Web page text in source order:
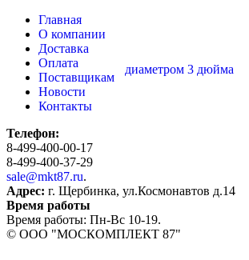
Главная
О компании
Доставка
Оплата
Поставщикам
Новости
Контакты
Телефон:
8-499-400-00-17
8-499-400-37-29
sale@mkt87.ru.
Адрес: г. Щербинка, ул.Космонавтов д.14
Время работы
Время работы: Пн-Вс 10-19.
© OOO "МОСКОМПЛЕКТ 87"